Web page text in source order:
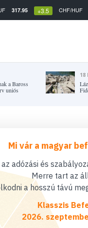
317.95 +3.5 CHF/HUF
a Baross
uniós
18
Mi vár a magyar
adózási és
Merre tart az
a hosszú távú
Klasszis
2026.